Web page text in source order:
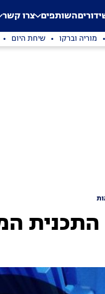
השותפים צרו קשר
מוריה וברקו שיחת היום